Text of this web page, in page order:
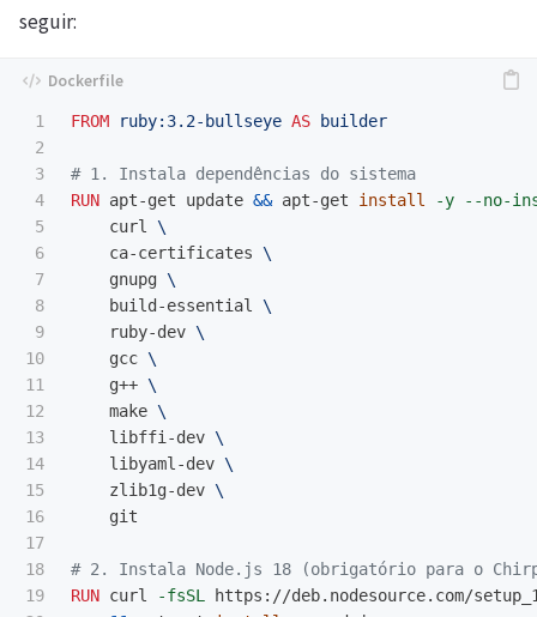
seguir:
1
2
3
4
5
6
7
8
9
10
11
12
13
14
15
16
17
18
19
FROM ruby:3.2-bullseye AS builder
# 1. Instala dependências do sistema
RUN apt-get update && apt-get install -y
--no-
    curl
    ca-certificates
    gnupg
    build-essential
    ruby-dev
    gcc
    g++
    make
    libffi-dev
    libyaml-dev
    zlib1g-dev
    git
# 2. Instala Node.js 18 (obrigatório para o
RUN curl -fsSL
https://deb.nodesource.com/